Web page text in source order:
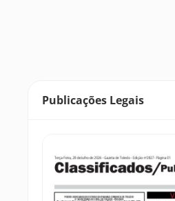
Publicações Legais